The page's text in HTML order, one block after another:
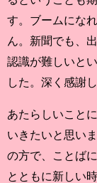
す。ブームにな
ん。新聞でも、
認識が難しいと
した。深く感謝し
あたらしいこと
いきたいと思い
の方で、ことば
とともに新しい